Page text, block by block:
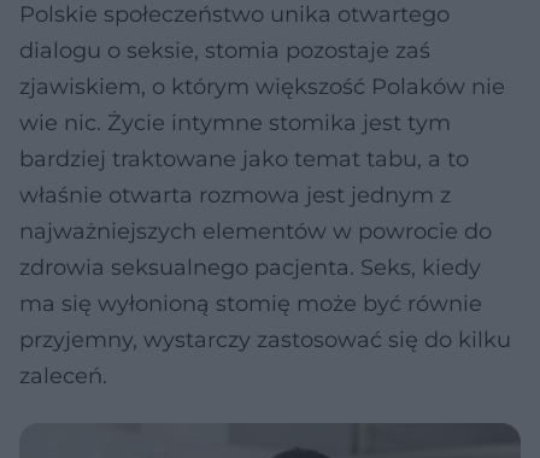
Polskie społeczeństwo unika otwartego
dialogu o seksie, stomia pozostaje zaś
zjawiskiem, o którym większość Polaków nie
wie nic. Życie intymne stomika jest tym
bardziej traktowane jako temat tabu, a to
właśnie otwarta rozmowa jest jednym z
najważniejszych elementów w powrocie do
zdrowia seksualnego pacjenta. Seks, kiedy
ma się wyłonioną stomię może być równie
przyjemny, wystarczy zastosować się do kilku
zaleceń.